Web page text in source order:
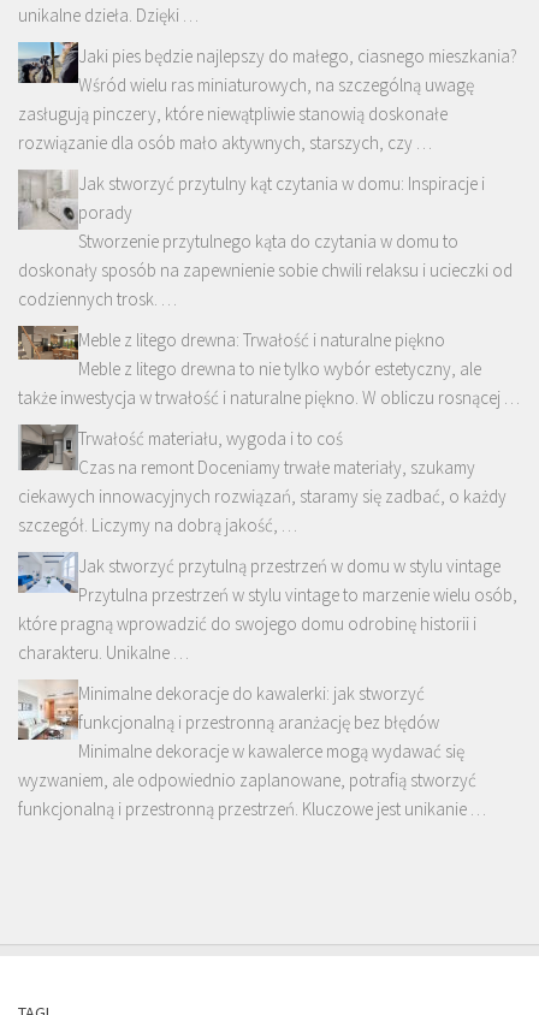
unikalne dzieła. Dzięki …
Jaki pies będzie najlepszy do małego, ciasnego mieszkania?
Wśród wielu ras miniaturowych, na szczególną uwagę
zasługują pinczery, które niewątpliwie stanowią doskonałe
rozwiązanie dla osób mało aktywnych, starszych, czy …
Jak stworzyć przytulny kąt czytania w domu: Inspiracje i
porady
Stworzenie przytulnego kąta do czytania w domu to
doskonały sposób na zapewnienie sobie chwili relaksu i ucieczki od
codziennych trosk. …
Meble z litego drewna: Trwałość i naturalne piękno
Meble z litego drewna to nie tylko wybór estetyczny, ale
także inwestycja w trwałość i naturalne piękno. W obliczu rosnącej …
Trwałość materiału, wygoda i to coś
Czas na remont Doceniamy trwałe materiały, szukamy
ciekawych innowacyjnych rozwiązań, staramy się zadbać, o każdy
szczegół. Liczymy na dobrą jakość, …
Jak stworzyć przytulną przestrzeń w domu w stylu vintage
Przytulna przestrzeń w stylu vintage to marzenie wielu osób,
które pragną wprowadzić do swojego domu odrobinę historii i
charakteru. Unikalne …
Minimalne dekoracje do kawalerki: jak stworzyć
funkcjonalną i przestronną aranżację bez błędów
Minimalne dekoracje w kawalerce mogą wydawać się
wyzwaniem, ale odpowiednio zaplanowane, potrafią stworzyć
funkcjonalną i przestronną przestrzeń. Kluczowe jest unikanie …